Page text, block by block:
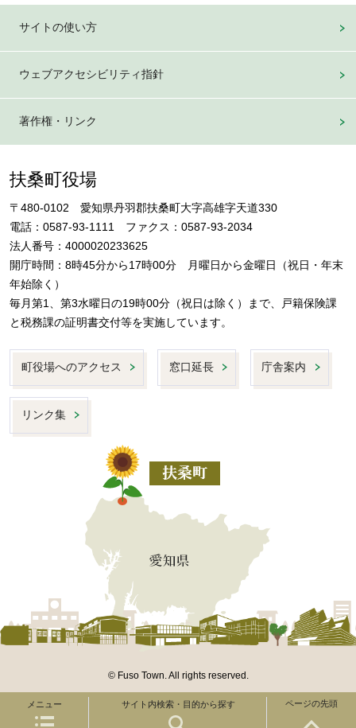
メニュー サイト内検索・目的から探す ページの先頭
サイトの使い方
ウェブアクセシビリティ指針
著作権・リンク
扶桑町役場
〒480-0102 愛知県丹羽郡扶桑町大字高雄字天道330
電話：0587-93-1111 ファクス：0587-93-2034
法人番号：4000020233625
開庁時間：8時45分から17時00分 月曜日から金曜日（祝日・年末
年始除く）
毎月第1、第3水曜日の19時00分（祝日は除く）まで、戸籍保険課
と税務課の証明書交付等を実施しています。
町役場へのアクセス 窓口延長 庁舎案内
リンク集
© Fuso Town. All rights reserved.